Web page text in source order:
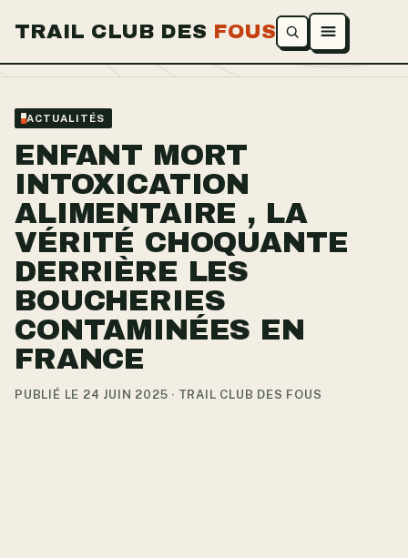
TRAIL CLUB DES FOUS Ouvrir le menu
ACTUALITÉS
ENFANT MORT
INTOXICATION
ALIMENTAIRE , LA
VÉRITÉ CHOQUANTE
DERRIÈRE LES
BOUCHERIES
CONTAMINÉES EN
FRANCE
PUBLIÉ LE 24 JUIN 2025 · TRAIL CLUB DES FOUS